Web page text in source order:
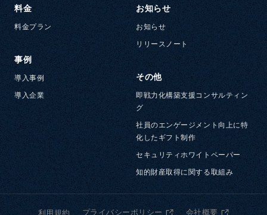
料金
料金プラン
事例
導入事例
導入企業
お知らせ
お知らせ
リリースノート
その他
即戦力化構築支援コンサルティン
グ
社員のエンゲージメント向上に特
化したギフト制作
セキュリティホワイトペーパー
知的財産取得に関する取組み
利用規約 プライバシーポリシー 会社概要